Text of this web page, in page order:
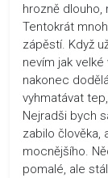
hrozně dlouho,
Tentokrát
zápěstí. Když
nevím jak
nakonec
vyhmatávat
Nejradši bych
zabilo člověka,
mocnějšího.
pomalé, ale